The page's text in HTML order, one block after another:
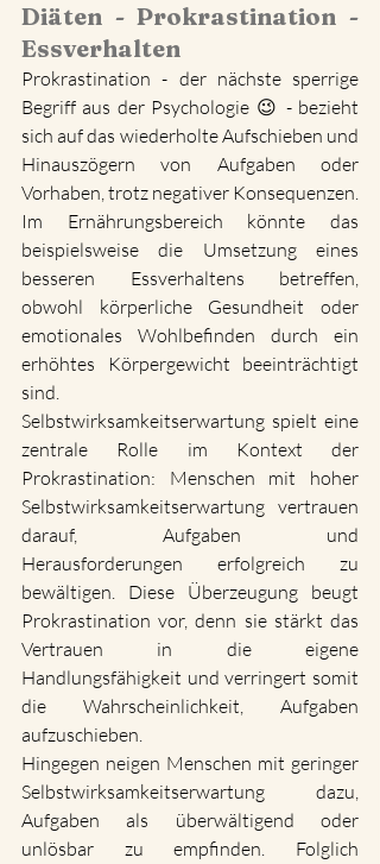
Diäten - Prokrastination -
Essverhalten
Prokrastination - der nächste sperrige
Begriff aus der Psychologie 😉 - bezieht
sich auf das wiederholte Aufschieben und
Hinauszögern von Aufgaben oder
Vorhaben, trotz negativer Konsequenzen.
Im Ernährungsbereich könnte das
beispielsweise die Umsetzung eines
besseren Essverhaltens betreffen,
obwohl körperliche Gesundheit oder
emotionales Wohlbefinden durch ein
erhöhtes Körpergewicht beeinträchtigt
sind.
Selbstwirksamkeitserwartung spielt eine
zentrale Rolle im Kontext der
Prokrastination: Menschen mit hoher
Selbstwirksamkeitserwartung vertrauen
darauf, Aufgaben und
Herausforderungen erfolgreich zu
bewältigen. Diese Überzeugung beugt
Prokrastination vor, denn sie stärkt das
Vertrauen in die eigene
Handlungsfähigkeit und verringert somit
die Wahrscheinlichkeit, Aufgaben
aufzuschieben.
Hingegen neigen Menschen mit geringer
Selbstwirksamkeitserwartung dazu,
Aufgaben als überwältigend oder
unlösbar zu empfinden. Folglich